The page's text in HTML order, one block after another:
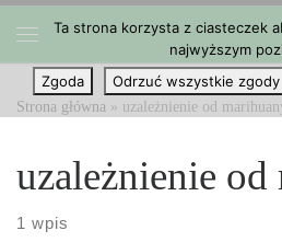
Przejdź do treści
Strona główna » uzależnienie od
uzależnienie
1 wpis
Ta strona korzysta z ciasteczek
najwyższym
Zgoda
Odrzuć wszystkie zgody